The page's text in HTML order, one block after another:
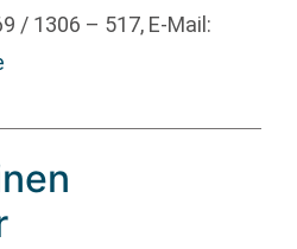
/ 1306 – 517, E-Mail: